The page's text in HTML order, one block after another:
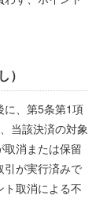
）
に、第5条第1項
当該決済の対象
取消または保留
引が実行済みで
取消による不